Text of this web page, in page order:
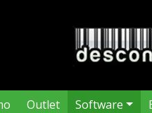
Outlet Software